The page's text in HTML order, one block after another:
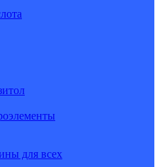
для всех